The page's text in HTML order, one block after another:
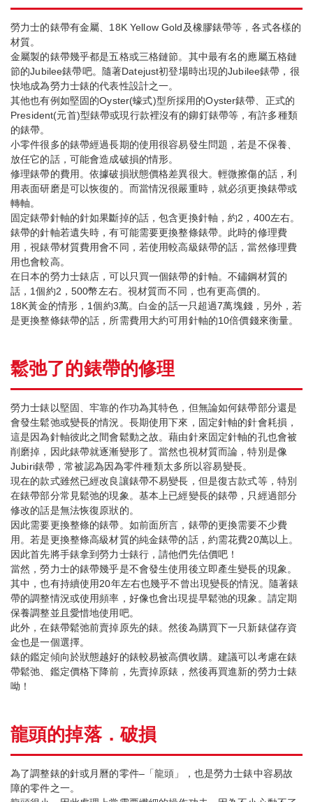
勞力士的錶帶有金屬、18K Yellow Gold及橡膠錶帶等，各式各樣的
材質。
金屬製的錶帶幾乎都是五格或三格鏈節。其中最有名的應屬五格鏈
節的Jubilee錶帶吧。隨著Datejust初登場時出現的Jubilee錶帶，很
快地成為勞力士錶的代表性設計之一。
其他也有例如堅固的Oyster(蠔式)型所採用的Oyster錶帶、正式的
President(元首)型錶帶或現行款裡沒有的鉚釘錶帶等，有許多種類
的錶帶。
小零件很多的錶帶經過長期的使用很容易發生問題，若是不保養、
放任它的話，可能會造成破損的情形。
修理錶帶的費用。依據破損狀態價格差異很大。輕微擦傷的話，利
用表面研磨是可以恢復的。而當情況很嚴重時，就必須更換錶帶或
轉軸。
固定錶帶針軸的針如果斷掉的話，包含更換針軸，約2，400左右。
錶帶的針軸若遺失時，有可能需要更換整條錶帶。此時的修理費
用，視錶帶材質費用會不同，若使用較高級錶帶的話，當然修理費
用也會較高。
在日本的勞力士錶店，可以只買一個錶帶的針軸。不鏽鋼材質的
話，1個約2，500幣左右。視材質而不同，也有更高價的。
18K黃金的情形，1個約3萬。白金的話一只超過7萬塊錢，另外，若
是更換整條錶帶的話，所需費用大約可用針軸的10倍價錢來衡量。
鬆弛了的錶帶的修理
勞力士錶以堅固、牢靠的作功為其特色，但無論如何錶帶部分還是
會發生鬆弛或變長的情況。長期使用下來，固定針軸的針會耗損，
這是因為針軸彼此之間會鬆動之故。藉由針來固定針軸的孔也會被
削磨掉，因此錶帶就逐漸變形了。當然也視材質而論，特別是像
Jubiri錶帶，常被認為因為零件種類太多所以容易變長。
現在的款式雖然已經改良讓錶帶不易變長，但是復古款式等，特別
在錶帶部分常見鬆弛的現象。基本上已經變長的錶帶，只經過部分
修改的話是無法恢復原狀的。
因此需要更換整條的錶帶。如前面所言，錶帶的更換需要不少費
用。若是更換整條高級材質的純金錶帶的話，約需花費20萬以上。
因此首先將手錶拿到勞力士錶行，請他們先估價吧！
當然，勞力士的錶帶幾乎是不會發生使用後立即產生變長的現象。
其中，也有持續使用20年左右也幾乎不曾出現變長的情況。隨著錶
帶的調整情況或使用頻率，好像也會出現提早鬆弛的現象。請定期
保養調整並且愛惜地使用吧。
此外，在錶帶鬆弛前賣掉原先的錶。然後為購買下一只新錶儲存資
金也是一個選擇。
錶的鑑定傾向於狀態越好的錶較易被高價收購。建議可以考慮在錶
帶鬆弛、鑑定價格下降前，先賣掉原錶，然後再買進新的勞力士錶
呦！
龍頭的掉落．破損
為了調整錶的針或月曆的零件–「龍頭」，也是勞力士錶中容易故
障的零件之一。